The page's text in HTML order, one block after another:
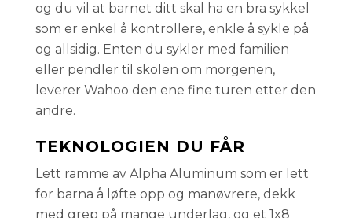
og du vil at barnet ditt skal ha en bra sykkel
som er enkel å kontrollere, enkle å sykle på
og allsidig. Enten du sykler med familien
eller pendler til skolen om morgenen,
leverer Wahoo den ene fine turen etter den
andre.
TEKNOLOGIEN DU FÅR
Lett ramme av Alpha Aluminum som er lett
for barna å løfte opp og manøvrere, dekk
med grep på mange underlag, og et 1x8